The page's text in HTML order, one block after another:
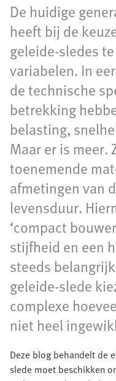
De huidige
heeft bij de
geleide-sledes
variabelen. In
de technische
betrekking
belasting,
Maar er is meer.
toenemende
afmetingen van
levensduur.
‘compact
stijfheid en een
steeds
geleide-slede
complexe
niet heel
Deze blog behandelt de
slede moet beschikken